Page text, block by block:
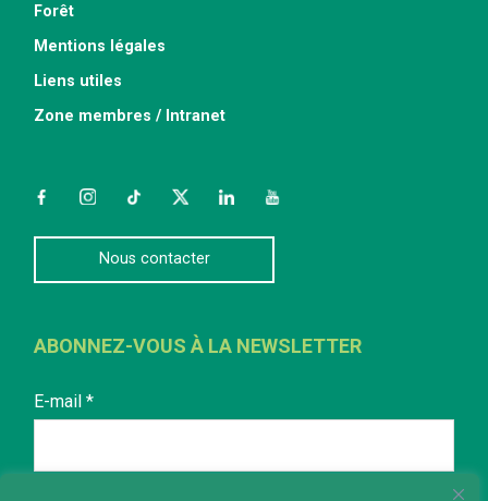
Forêt
Mentions légales
Liens utiles
Zone membres / Intranet
FacebookInstagramTikTokTwitterLinkedInYouTube
Nous contacter
ABONNEZ-VOUS À LA NEWSLETTER
E-mail *